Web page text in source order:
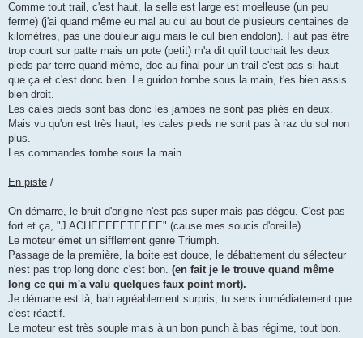
Comme tout trail, c'est haut, la selle est large est moelleuse (un peu
ferme) (j'ai quand même eu mal au cul au bout de plusieurs centaines de
kilomètres, pas une douleur aigu mais le cul bien endolori). Faut pas être
trop court sur patte mais un pote (petit) m'a dit qu'il touchait les deux
pieds par terre quand même, doc au final pour un trail c'est pas si haut
que ça et c'est donc bien. Le guidon tombe sous la main, t'es bien assis
bien droit.
Les cales pieds sont bas donc les jambes ne sont pas pliés en deux.
Mais vu qu'on est très haut, les cales pieds ne sont pas à raz du sol non
plus.
Les commandes tombe sous la main.
En piste /
On démarre, le bruit d'origine n'est pas super mais pas dégeu. C'est pas
fort et ça, "J ACHEEEEETEEEE" (cause mes soucis d'oreille).
Le moteur émet un sifflement genre Triumph.
Passage de la première, la boite est douce, le débattement du sélecteur
n'est pas trop long donc c'est bon. (en fait je le trouve quand même
long ce qui m'a valu quelques faux point mort).
Je démarre est là, bah agréablement surpris, tu sens immédiatement que
c'est réactif.
Le moteur est très souple mais à un bon punch à bas régime, tout bon.